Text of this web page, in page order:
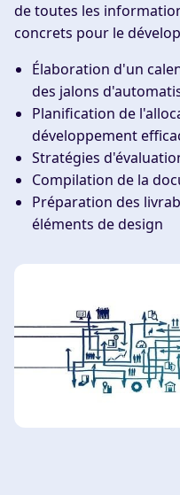
de toutes les
concrets pour le
Élaboration d'un
des jalons
Planification de
développement
Stratégies
Compilation de la
Préparation des
éléments de design